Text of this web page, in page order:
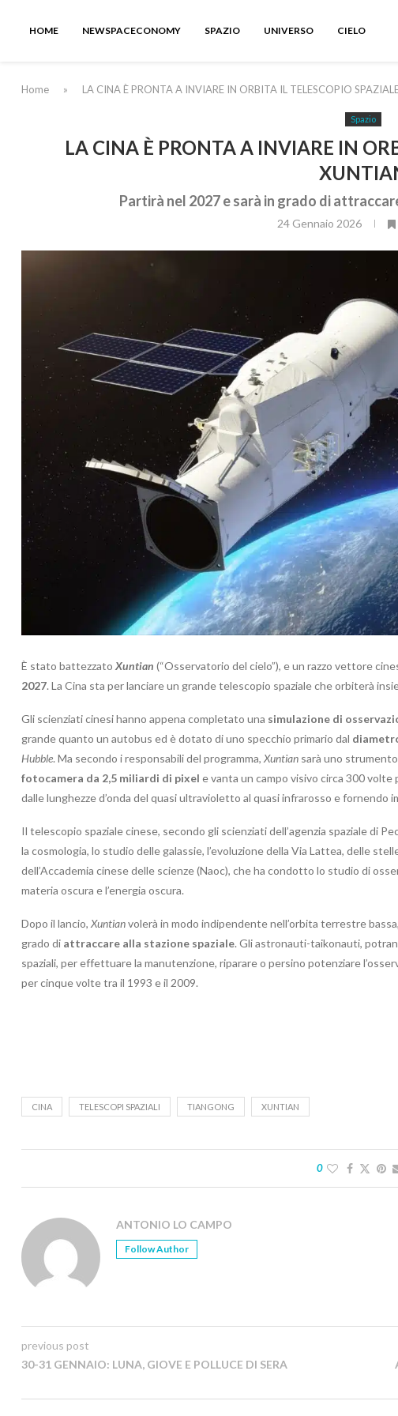
HOME NEWSPACECONOMY SPAZIO UNIVERSO CIELO
Home » LA CINA È PRONTA A INVIARE IN ORBITA IL TELESCOPIO
Spazio
LA CINA È PRONTA A INVIARE IN
Partirà nel 2027 e sarà in grado di
24 Gennaio 2026
È stato battezzato Xuntian (“Osservatorio del cielo”), e un razzo vettore
2027. La Cina sta per lanciare un grande telescopio spaziale che orbiterà
Gli scienziati cinesi hanno appena completato una simulazione di
grande quanto un autobus ed è dotato di uno specchio primario dal
Hubble. Ma secondo i responsabili del programma, Xuntian sarà uno
fotocamera da 2,5 miliardi di pixel e vanta un campo visivo circa 300 volte
dalle lunghezze d’onda del quasi ultravioletto al quasi infrarosso e fornendo
Il telescopio spaziale cinese, secondo gli scienziati dell’agenzia spaziale di
la cosmologia, lo studio delle galassie, l’evoluzione della Via Lattea, delle
dell’Accademia cinese delle scienze (Naoc), che ha condotto lo studio di
materia oscura e l’energia oscura.
Dopo il lancio, Xuntianvolerà in modo indipendente nell’orbita terrestre
grado di attraccare alla stazione spaziale. Gli astronauti-taikonauti,
spaziali, per effettuare la manutenzione, riparare o persino potenziare
per cinque volte tra il 1993 e il 2009.
CINA TELESCOPI SPAZIALI TIANGONG XUNTIAN
0
ANTONIO LO CAMPO
Follow Author
previous post
30-31 GENNAIO: LUNA, GIOVE E POLLUCE DI SERA